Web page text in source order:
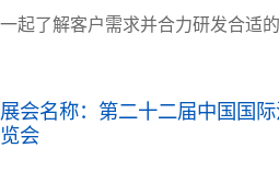
一起了解客户需求并合力研发合适的
展会名称：第二十二届中国国
览会